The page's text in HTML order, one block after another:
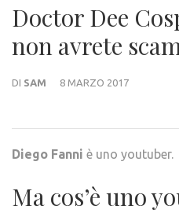
Doctor Dee
non avrete
DI SAM 8 MARZO 2017
Diego Fanni è uno youtuber.
Ma cos’è uno